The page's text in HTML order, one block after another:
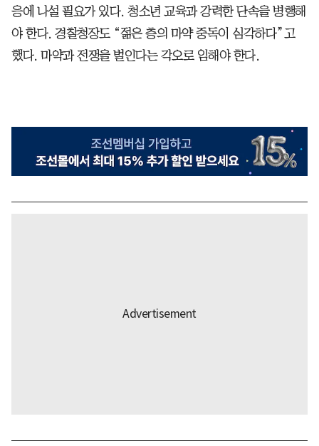
응에 나설 필요가 있다. 청소년 교육과 강력한 단속을 병행해
야 한다. 경찰청장도 “젊은 층의 마약 중독이 심각하다”고
했다. 마약과 전쟁을 벌인다는 각오로 임해야 한다.